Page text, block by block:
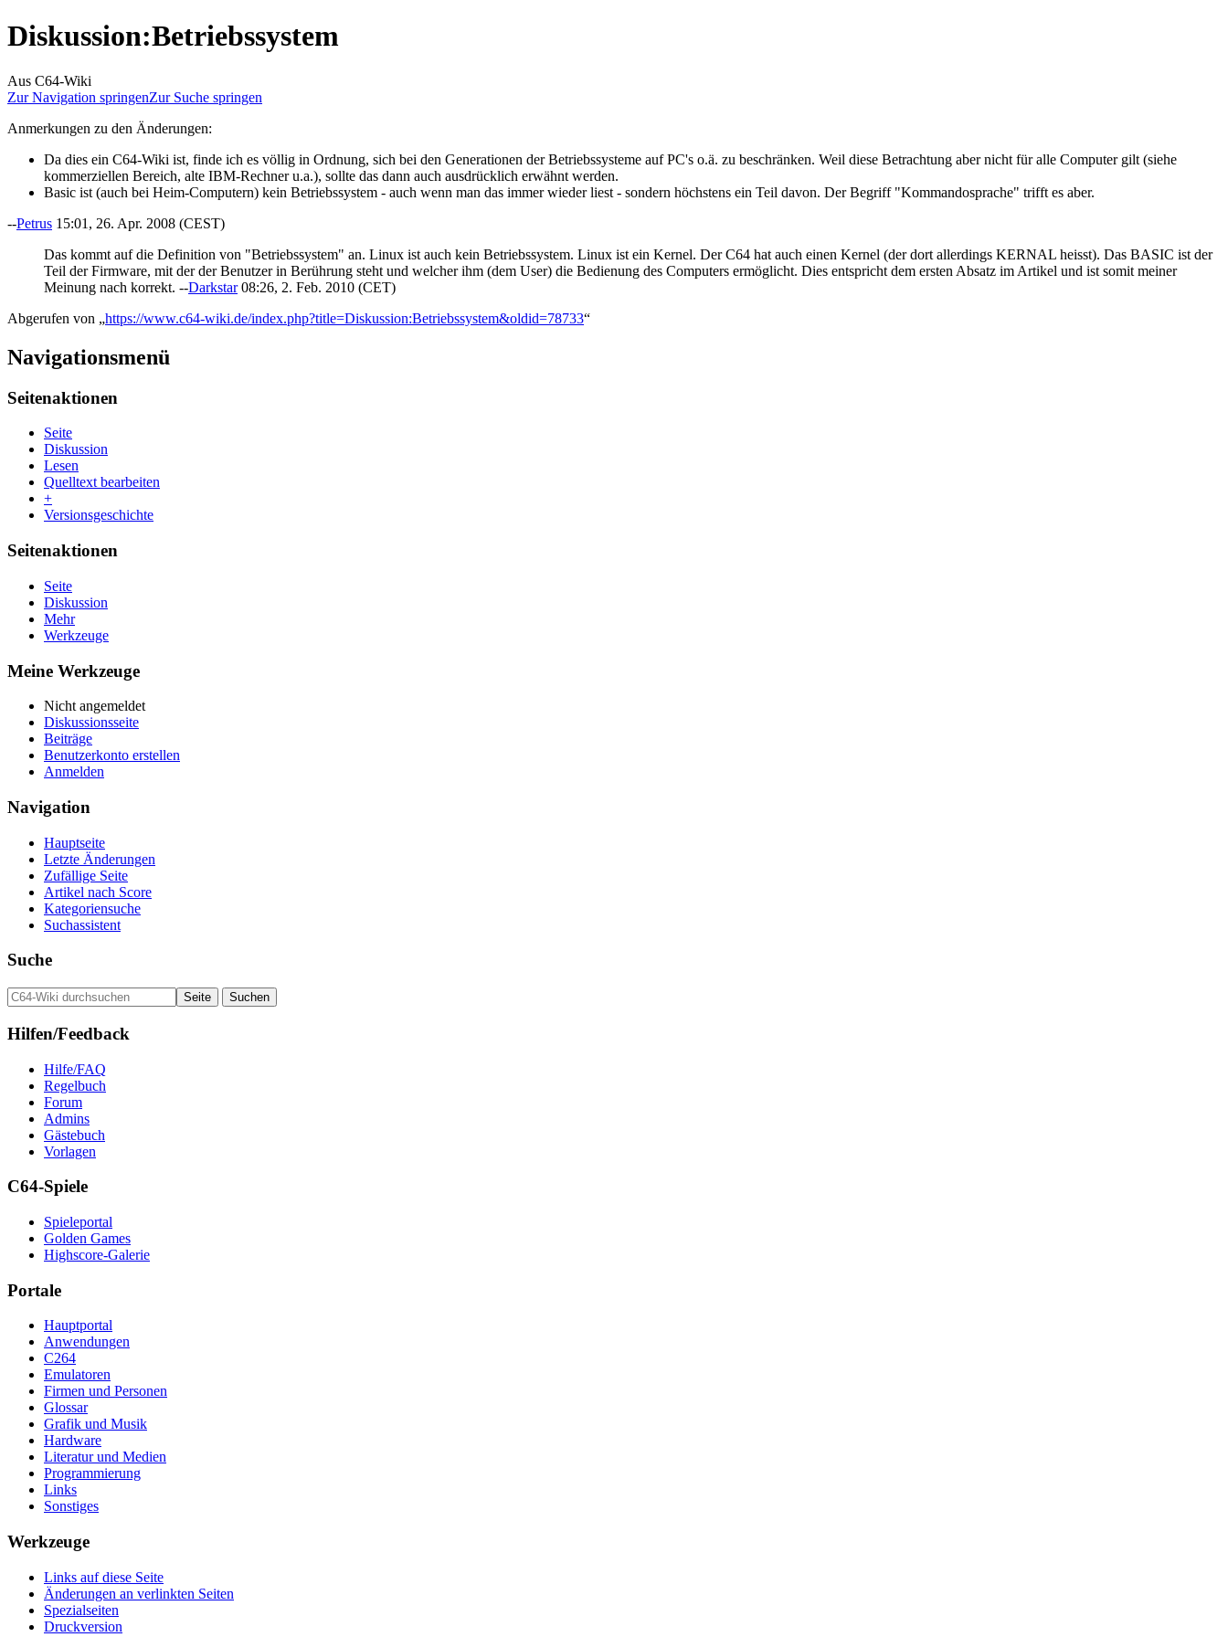
Diskussion:Betriebssystem
Aus C64-Wiki
Zur Navigation springenZur Suche springen
Anmerkungen zu den Änderungen:
Da dies ein C64-Wiki ist, finde ich es völlig in Ordnung, sich bei den Generationen der Betriebssysteme auf PC's o.ä. zu beschränken. Weil diese Betrachtung aber nicht für alle Computer gilt (siehe
kommerziellen Bereich, alte IBM-Rechner u.a.), sollte das dann auch ausdrücklich erwähnt werden.
Basic ist (auch bei Heim-Computern) kein Betriebssystem - auch wenn man das immer wieder liest - sondern höchstens ein Teil davon. Der Begriff "Kommandosprache" trifft es aber.
--Petrus 15:01, 26. Apr. 2008 (CEST)
Das kommt auf die Definition von "Betriebssystem" an. Linux ist auch kein Betriebssystem. Linux ist ein Kernel. Der C64 hat auch einen Kernel (der dort allerdings KERNAL heisst). Das BASIC ist der
Teil der Firmware, mit der der Benutzer in Berührung steht und welcher ihm (dem User) die Bedienung des Computers ermöglicht. Dies entspricht dem ersten Absatz im Artikel und ist somit meiner
Meinung nach korrekt. --Darkstar08:26, 2. Feb. 2010 (CET)
Abgerufen von „https://www.c64-wiki.de/index.php?title=Diskussion:Betriebssystem&oldid=78733“
Navigationsmenü
Seitenaktionen
Seite
Diskussion
Lesen
Quelltext bearbeiten
+
Versionsgeschichte
Seitenaktionen
Seite
Diskussion
Mehr
Werkzeuge
Meine Werkzeuge
Nicht angemeldet
Diskussionsseite
Beiträge
Benutzerkonto erstellen
Anmelden
Navigation
Hauptseite
Letzte Änderungen
Zufällige Seite
Artikel nach Score
Kategoriensuche
Suchassistent
Suche
Hilfen/Feedback
Hilfe/FAQ
Regelbuch
Forum
Admins
Gästebuch
Vorlagen
C64-Spiele
Spieleportal
Golden Games
Highscore-Galerie
Portale
Hauptportal
Anwendungen
C264
Emulatoren
Firmen und Personen
Glossar
Grafik und Musik
Hardware
Literatur und Medien
Programmierung
Links
Sonstiges
Werkzeuge
Links auf diese Seite
Änderungen an verlinkten Seiten
Spezialseiten
Druckversion